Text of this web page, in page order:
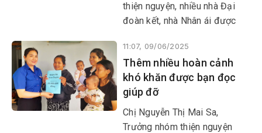
thiện nguyện, nhiều nhà Đại
đoàn kết, nhà Nhân ái được
sự sẻ chia với những người
nghèo khó chạm tới giấc mơ
an cư.
11:07, 09/06/2025
Thêm nhiều hoàn cảnh
khó khăn được bạn đọc
giúp đỡ
Chị Nguyễn Thị Mai Sa,
Trưởng nhóm thiện nguyện